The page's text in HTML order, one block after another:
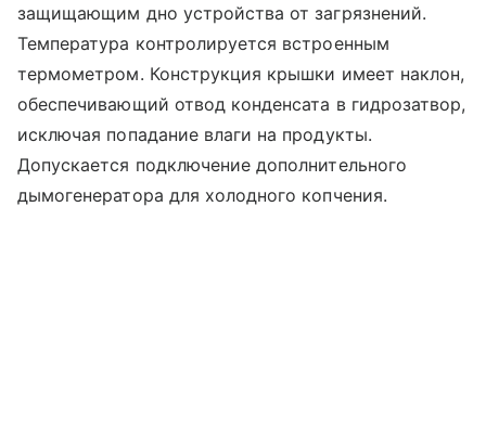
защищающим дно устройства от загрязнений.
Температура контролируется встроенным
термометром. Конструкция крышки имеет наклон,
обеспечивающий отвод конденсата в гидрозатвор,
исключая попадание влаги на продукты.
Допускается подключение дополнительного
дымогенератора для холодного копчения.